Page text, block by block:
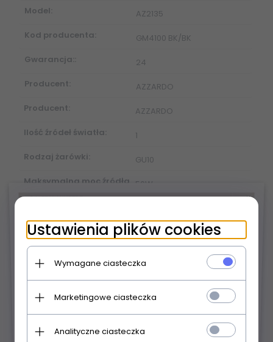
Model:
AZ2135
Kod producenta:
GM4100 BK/BK
Gwarancja::
24
Producent:
AZZARDO
Producent:
AZZARDO
Ilość źródeł światła:
1
Rodzaj żarówki:
GU10
Maksymalna moc źródła 50W
metal, aluminium
Kolor:
czarny
Wysokość maksymalna
12 cm
Szerokość (cm):
9,6 cm
Regulacja kąta
świecenia:
Tak
Ustawienia plików cookies
Wymagane ciasteczka
Marketingowe ciasteczka
Analityczne ciasteczka